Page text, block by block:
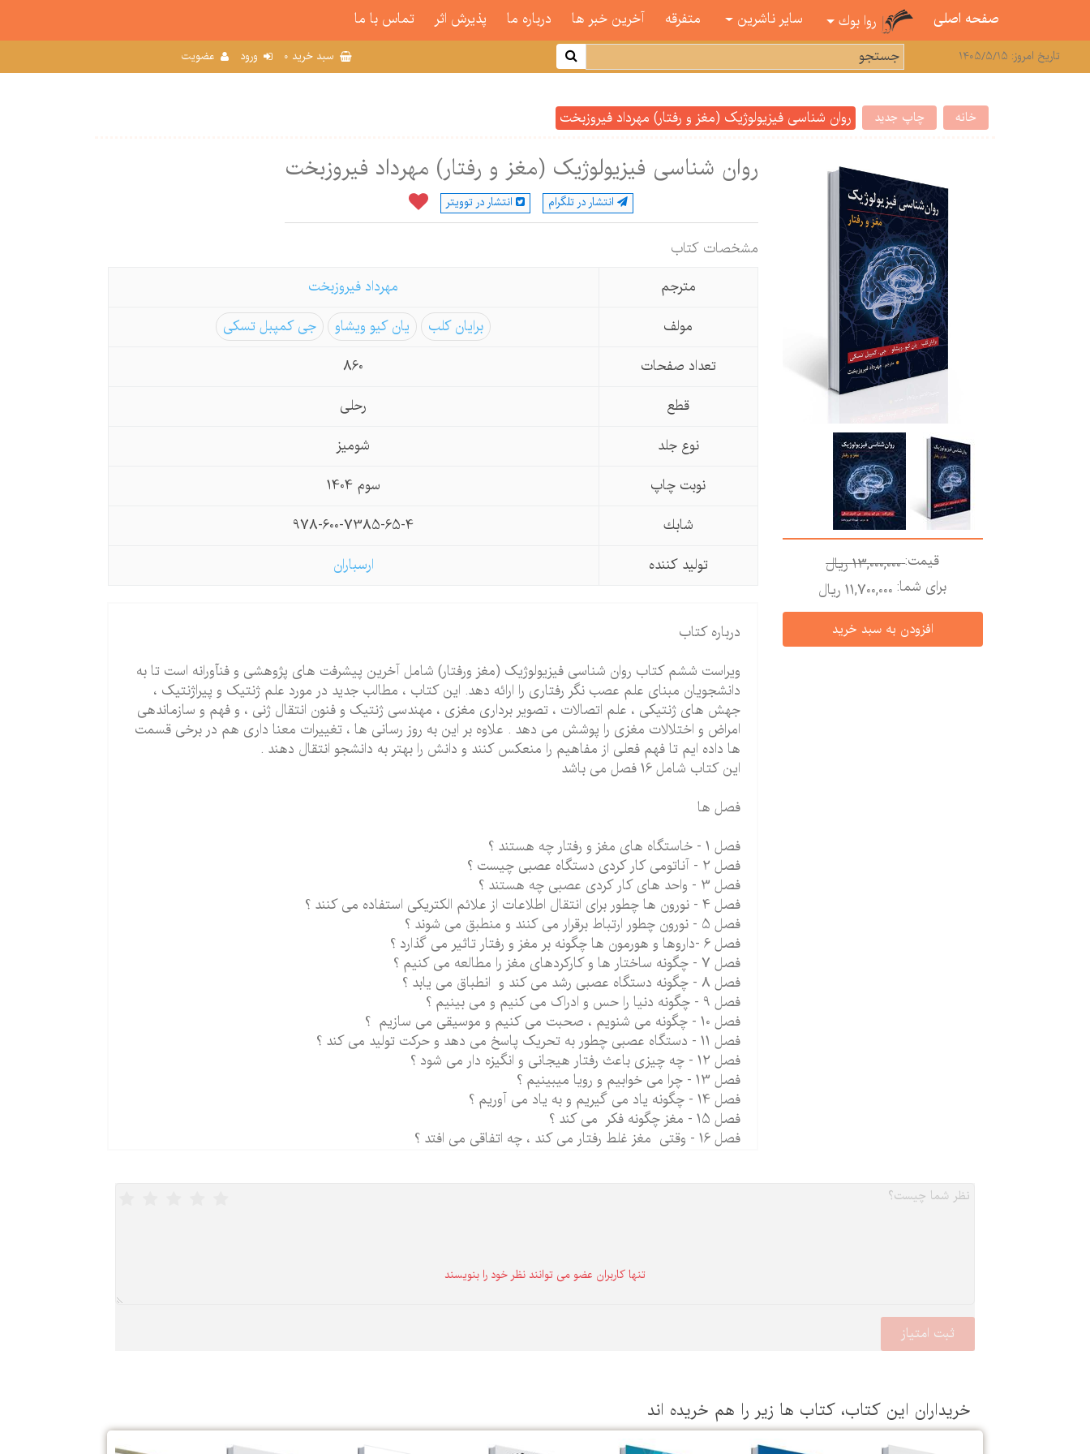
صفحه اصلی روا بوك سایر ناشرین متفرقه آخرین خبر ها درباره ما پذیرش اثر تماس با ما
تاریخ امروز: 1405/5/15 سبد خرید 0 ورود عضویت
خانه چاپ جدید روان شناسی فیزیولوژیک (مغز و رفتار) مهرداد فیروزبخت
قیمت:13,000,000 ريال
برای شما: 11,700,000 ريال
روان شناسی فیزیولوژیک (مغز و رفتار) مهرداد فیروزبخت
انتشار در تلگرام انتشار در توویتر
مشخصات كتاب
مترجم
مهرداد فیروزبخت
مولف
برایان کلب یان کیو ویشاو
جی کمپبل تسکی
تعداد صفحات
860
قطع
رحلی
نوع جلد
شومیز
نوبت چاپ
سوم 1404
شابك
978-600-7385-65-4
تولید كننده
ارسباران
درباره کتاب
ویراست ششم کتاب روان شناسی فیزیولوژیک (مغز ورفتار) شامل آخرین پیشرفت های پژوهشی و فنآورانه است تا به
دانشجویان مبنای علم عصب نگر رفتاری را ارائه دهد. این کتاب ، مطالب جدید در مورد علم ژنتیک و پیراژنتیک ،
جهش های ژنتیکی ، علم اتصالات ، تصویر برداری مغزی ، مهندسی ژنتیک و فنون انتقال ژنی ، و فهم و سازماندهی
امراض و اختلالات مغزی را پوشش می دهد . علاوه بر این به روز رسانی ها ، تغییرات معنا داری هم در برخی قسمت
ها داده ایم تا فهم فعلی از مفاهیم را منعکس کنند و دانش را بهتر به دانشجو انتقال دهند .
این کتاب شامل 16 فصل می باشد
فصل ها
فصل 1 - خاستگاه های مغز و رفتار چه هستند ؟
فصل 2 - آناتومی کار کردی دستگاه عصبی چیست ؟
فصل 3 - واحد های کار کردی عصبی چه هستند ؟
فصل 4 - نورون ها چطور برای انتقال اطلاعات از علائم الکتریکی استفاده می کنند ؟
فصل 5 - نورون چطور ارتباط برقرار می کنند و منطبق می شوند ؟
فصل 6 -داروها و هورمون ها چگونه بر مغز و رفتار تاثیر می گذارد ؟
فصل 7 - چگونه ساختار ها و کارکردهای مغز را مطالعه می کنیم ؟
فصل 8 - چگونه دستگاه عصبی رشد می کند و انطباق می یابد ؟
فصل 9 - چگونه دنیا را حس و ادراک می کنیم و می بینیم ؟
فصل 10 - چگونه می شنویم ، صحبت می کنیم و موسیقی می سازیم ؟
فصل 11 - دستگاه عصبی چطور به تحریک پاسخ می دهد و حرکت تولید می کند ؟
فصل 12 - چه چیزی باعث رفتار هیجانی و انگیزه دار می شود ؟
فصل 13 - چرا می خوابیم و رویا میبینیم ؟
فصل 14 - چگونه یاد می گیریم و به یاد می آوریم ؟
فصل 15 - مغز چگونه فکر می کند ؟
فصل 16
- وقتی مغز غلط رفتار می کند ، چه اتفاقی می افتد ؟
تنها كاربران عضو می توانند نظر خود را بنویسند
خریداران این كتاب، كتاب ها زیر را هم خریده اند